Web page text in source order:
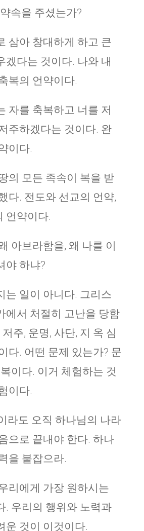
속을 주셨는가?
삼아 창대하게 하고 큰
겠다는 것이다. 나와 내
복의 언약이다.
자를 축복하고 너를 저
주하겠다는 것이다. 완
이다.
의 모든 족속이 복을 받
다. 전도와 선교의 언약,
언약이다.
아브라함을, 왜 나를 이
야 하냐?
는 일이 아니다. 그리스
에서 처절히 고난을 당함
주, 운명, 사단, 지 옥 심
다. 어떤 문제 있는가? 문
이다. 이거 체험하는 것
이다.
라도 오직 하나님의 나라
으로 끝내야 한다. 하나
을 붙잡으라.
리에게 가장 원하시는
. 우리의 행위와 노력과
운 것이 이것이다.